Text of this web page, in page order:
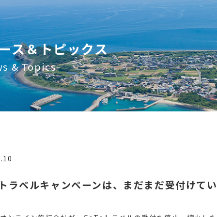
ス＆トピックス
& Topics
ラベルキャンペーンは、まだまだ受付けて